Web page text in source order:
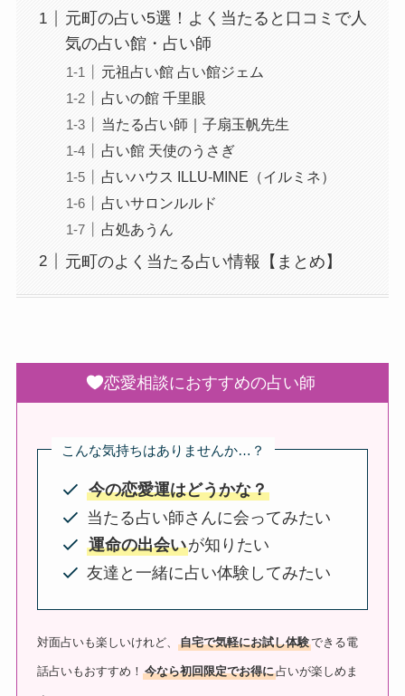
元町の占い5選！よく当たると口コミで人
気の占い館・占い師
元祖占い館 占い館ジェム
占いの館 千里眼
当たる占い師｜子扇玉帆先生
占い館 天使のうさぎ
占いハウス ILLU-MINE（イルミネ）
占いサロンルルド
占処あうん
元町のよく当たる占い情報【まとめ】
恋愛相談におすすめの占い師
こんな気持ちはありませんか…？
今の恋愛運はどうかな？
当たる占い師さんに会ってみたい
運命の出会いが知りたい
友達と一緒に占い体験してみたい
対面占いも楽しいけれど、自宅で気軽にお試し体験できる電
話占いもおすすめ！今なら初回限定でお得に占いが楽しめま